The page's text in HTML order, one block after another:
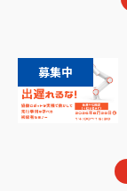
募集中